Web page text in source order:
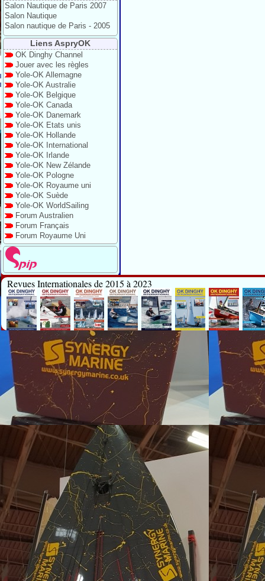
Salon Nautique de Paris 2007
Salon Nautique
Salon nautique de Paris - 2005
Liens AspryOK
OK Dinghy Channel
Jouer avec les règles
Yole-OK Allemagne
Yole-OK Australie
Yole-OK Belgique
Yole-OK Canada
Yole-OK Danemark
Yole-OK Etats unis
Yole-OK Hollande
Yole-OK International
Yole-OK Irlande
Yole-OK New Zélande
Yole-OK Pologne
Yole-OK Royaume uni
Yole-OK Suède
Yole-OK WorldSailing
Forum Australien
Forum Français
Forum Royaume Uni
Revues Internationales de 2015 à 2023